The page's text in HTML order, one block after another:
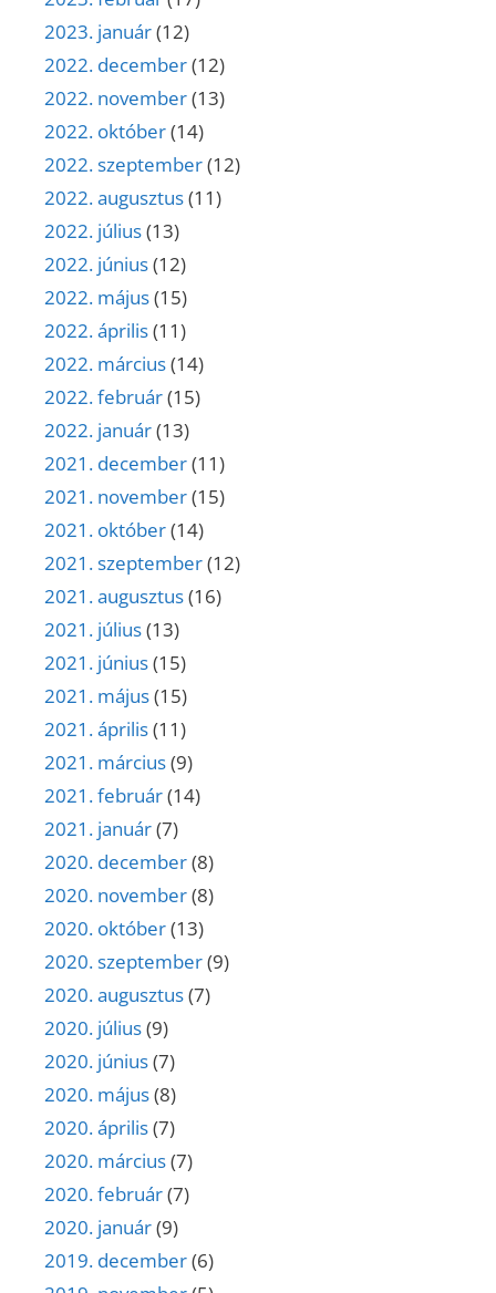
2023. január(12)
2022. december(12)
2022. november(13)
2022. október(14)
2022. szeptember(12)
2022. augusztus(11)
2022. július(13)
2022. június(12)
2022. május(15)
2022. április(11)
2022. március(14)
2022. február(15)
2022. január(13)
2021. december(11)
2021. november(15)
2021. október(14)
2021. szeptember(12)
2021. augusztus(16)
2021. július(13)
2021. június(15)
2021. május(15)
2021. április(11)
2021. március(9)
2021. február(14)
2021. január(7)
2020. december(8)
2020. november(8)
2020. október(13)
2020. szeptember(9)
2020. augusztus(7)
2020. július(9)
2020. június(7)
2020. május(8)
2020. április(7)
2020. március(7)
2020. február(7)
2020. január(9)
2019. december(6)